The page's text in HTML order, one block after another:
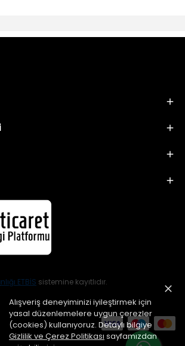
Alışveriş deneyiminizi iyileştirmek için
yasal düzenlemelere uygun çerezler
(cookies) kullanıyoruz. Detaylı bilgiye
Gizlilik ve Çerez Politikası sayfamızdan
ETBİS sistemine kayıtlıdır.